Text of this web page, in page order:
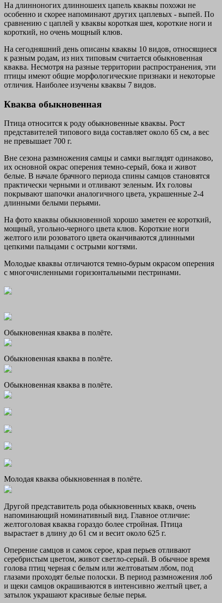
На длинноногих длинношеих цапель кваквы похожи не
особенно и скорее напоминают других цаплевых - выпей. По
сравнению с цаплей у кваквы короткая шея, короткие ноги и
короткий, но очень мощный клюв.
На сегодняшний день описаны кваквы 10 видов, относящиеся
к разным родам, из них типовым считается обыкновенная
кваква. Несмотря на разные территории распространения, эти
птицы имеют общие морфологические признаки и некоторые
отличия. Наиболее изучены кваквы 7 видов.
Кваква обыкновенная
Птица относится к роду обыкновенные кваквы. Рост
представителей типового вида составляет около 65 см, а вес
не превышает 700 г.
Вне сезона размножения самцы и самки выглядят одинаково,
их основной окрас оперения темно-серый, бока и живот
белые. В начале брачного периода спины самцов становятся
практически черными и отливают зеленым. Их головы
покрывают шапочки аналогичного цвета, украшенные 2-4
длинными белыми перьями.
На фото кваквы обыкновенной хорошо заметен ее короткий,
мощный, угольно-черного цвета клюв. Короткие ноги
желтого или розоватого цвета оканчиваются длинными
цепкими пальцами с острыми когтями.
Молодые кваквы отличаются темно-бурым окрасом оперения
с многочисленными горизонтальными пестринами.
Обыкновенная кваква в полёте.
Обыкновенная кваква в полёте.
Обыкновенная кваква в полёте.
Молодая кваква обыкновенная в полёте.
Другой представитель рода обыкновенных квакв, очень
напоминающий номинативный вид. Главное отличие:
желтоголовая кваква гораздо более стройная. Птица
вырастает в длину до 61 см и весит около 625 г.
Оперение самцов и самок серое, края перьев отливают
серебристым цветом, живот светло-серый. В обычное время
голова птиц черная с белым или желтоватым лбом, под
глазами проходят белые полоски. В период размножения лоб
и щеки самцов окрашиваются в интенсивно желтый цвет, а
затылок украшают красивые белые перья.